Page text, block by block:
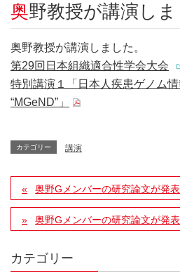
奥野教授が講演しま
奥野教授が講演しました。
第29回日本組織適合性学会大会
特別講演１「日本人疾患ゲノム
“MGeND”」
カテゴリー 講演
奥野Gメンバーの研究論文が発
奥野Gメンバーの研究論文が発
カテゴリー